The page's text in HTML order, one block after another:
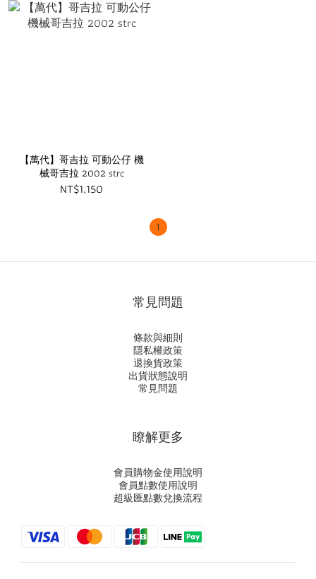
【萬代】哥吉拉 可動公仔 機
械哥吉拉 2002 strc
NT$1,150
1
常見問題
條款與細則
隱私權政策
退換貨政策
出貨狀態說明
常見問題
瞭解更多
會員購物金使用說明
會員點數使用說明
超級匯點數兌換流程